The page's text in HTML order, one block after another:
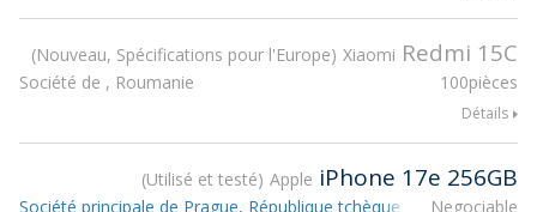
Nouveau, Spécifications pour l'Europe Xiaomi Redmi 15C
100pièces
Société de , Roumanie
Détails
Utilisé et testé Apple iPhone 17e 256GB
Negociable
Société principale de Prague, République tchèque